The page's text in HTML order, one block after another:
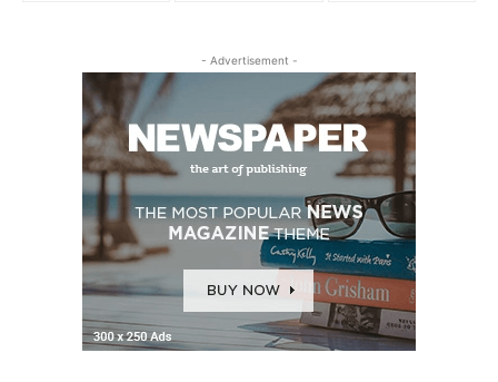
- Advertisement -